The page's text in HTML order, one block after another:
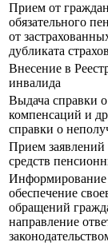
Прием от
обязательного
от
дубликата
Внесение в
инвалида
Выдача справки
компенсаций и
справки о
Прием заявлений
средств
Информирование
обеспечение
обращений
направление